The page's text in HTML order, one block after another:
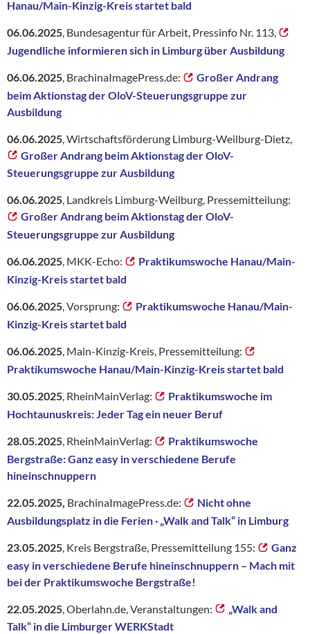
Hanau/Main-Kinzig-Kreis startet bald
06.06.2025 , Bundesagentur für Arbeit, Pressinfo Nr. 113,
Jugendliche informieren sich in Limburg über Ausbildung
06.06.2025 , BrachinaImagePress.de:
Großer Andrang
beim Aktionstag der OloV-Steuerungsgruppe zur
Ausbildung
06.06.2025 , Wirtschaftsförderung Limburg-Weilburg-Dietz,
Großer Andrang beim Aktionstag der OloV-
Steuerungsgruppe zur Ausbildung
06.06.2025, Landkreis Limburg-Weilburg, Pressemitteilung:
Großer Andrang beim Aktionstag der OloV-
Steuerungsgruppe zur Ausbildung
06.06.2025, MKK-Echo:
Praktikumswoche Hanau/Main-
Kinzig-Kreis startet bald
06.06.2025, Vorsprung:
Praktikumswoche Hanau/Main-
Kinzig-Kreis startet bald
06.06.2025, Main-Kinzig-Kreis, Pressemitteilung:
Praktikumswoche Hanau/Main-Kinzig-Kreis startet bald
30.05.2025, RheinMainVerlag:
Praktikumswoche im
Hochtaunuskreis: Jeder Tag ein neuer Beruf
28.05.2025, RheinMainVerlag:
Praktikumswoche
Bergstraße: Ganz easy in verschiedene Berufe
hineinschnuppern
22.05.2025, BrachinaImagePress.de:
Nicht ohne
Ausbildungsplatz in die Ferien · „Walk and Talk“ in Limburg
23.05.2025 , Kreis Bergstraße, Pressemitteilung 155:
Ganz
easy in verschiedene Berufe hineinschnuppern – Mach mit
bei der Praktikumswoche Bergstraße!
22.05.2025 , Oberlahn.de, Veranstaltungen:
„Walk and
Talk“ in die Limburger WERKStadt